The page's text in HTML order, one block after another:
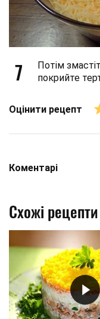
7
Потім
покрийте
Оцінити рецепт
Коментарі
Схожі рецепти